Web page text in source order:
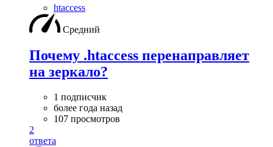
htaccess
Средний
Почему .htaccess перенаправляет
на зеркало?
1 подписчик
более года назад
107 просмотров
2
ответа